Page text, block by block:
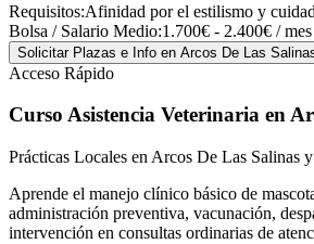
Requisitos:Afinidad por el estilismo y
Bolsa / Salario Medio:1.700€ - 2.400€ / mes
Solicitar Plazas e Info en Arcos De Las
Acceso Rápido
Curso Asistencia Veterinaria en
Prácticas Locales en Arcos De Las Salinas
Aprende el manejo clínico básico de
administración preventiva, vacunación,
intervención en consultas ordinarias de